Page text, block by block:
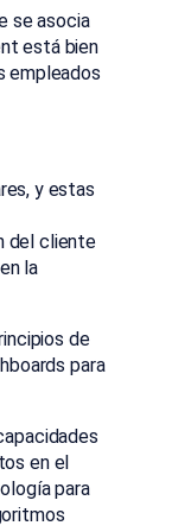
se asocia
está bien
empleados
y estas
del cliente
la
de
para
en el
para